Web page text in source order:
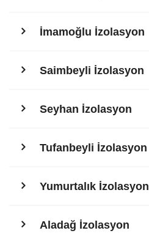
İmamoğlu İzolasyon
Saimbeyli İzolasyon
Seyhan İzolasyon
Tufanbeyli İzolasyon
Yumurtalık İzolasyon
Aladağ İzolasyon